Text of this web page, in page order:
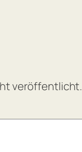
veröffentlicht.